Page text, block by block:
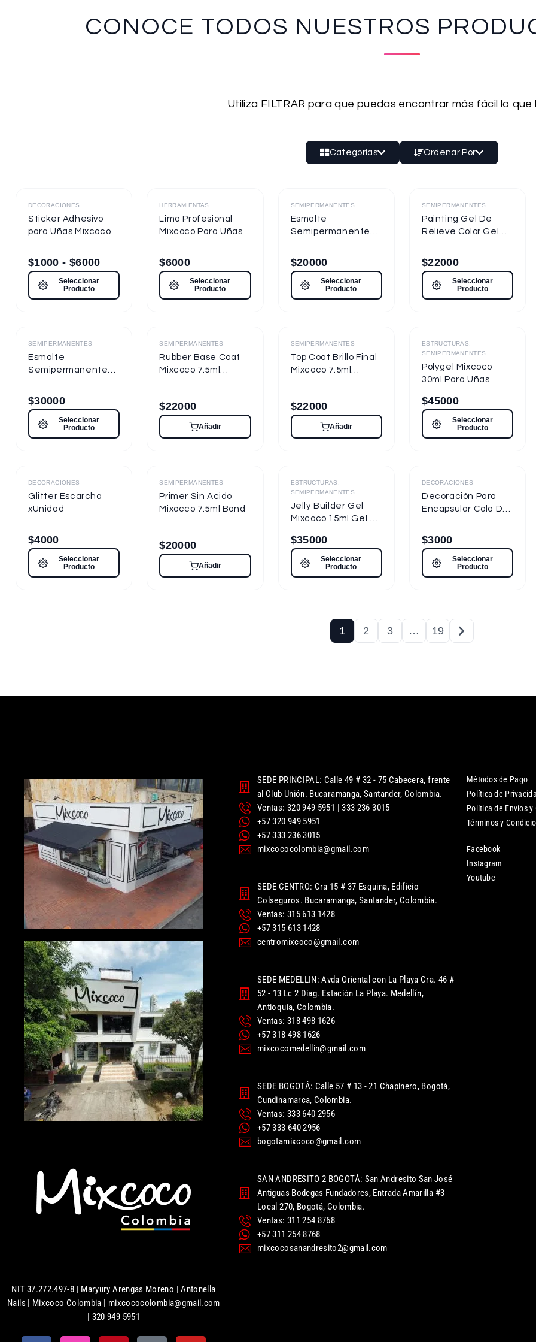
CONOCE TODOS NUESTROS
Utiliza FILTRAR para que puedas encontrar más fácil lo que
Categorías Ordenar Por
Destacado
DECORACIONES
Sticker Adhesivo
para Uñas Mixcoco
$1000 - $6000
Seleccionar
Producto
Destacado
HERRAMIENTAS
Lima Profesional
Mixcoco Para Uñas
$6000
Seleccionar
Producto
Destacado
SEMIPERMANENTES
Esmalte
Semipermanente
Semitraslúcido
7.5ml Nueva
Presentación
$20000
Seleccionar
Producto
Destacado
SEMIPERMANENTES
Painting Gel De
Relieve Color Gel
$22000
Seleccionar
Producto
Destacado
SEMIPERMANENTES
Esmalte
Semipermanente
Semitraslúcido 15ml
para Uñas
$30000
Seleccionar
Producto
Destacado
SEMIPERMANENTES
Rubber Base Coat
Mixcoco 7.5ml
$22000
Añadir
Destacado
SEMIPERMANENTES
Top Coat Brillo Final
Mixcoco 7.5ml
$22000
Añadir
Destacado
ESTRUCTURAS,
SEMIPERMANENTES
Polygel Mixcoco
30ml Para Uñas
$45000
Seleccionar
Producto
Destacado
DECORACIONES
Glitter Escarcha
xUnidad
$4000
Seleccionar
Producto
Destacado
SEMIPERMANENTES
Primer Sin Acido
Mixocco 7.5ml Bond
$20000
Añadir
ESTRUCTURAS,
SEMIPERMANENTES
Jelly Builder Gel
Mixcoco 15ml Gel de
$35000
Seleccionar
Producto
DECORACIONES
Decoración Para
Encapsular Cola De
$3000
Seleccionar
Producto
1 2 3 … 19
NIT 37.272.497-8 | Maryury Arengas Moreno | Antonella
Nails | Mixcoco Colombia | mixcococolombia@gmail.com
| 320 949 5951
SEDE PRINCIPAL: Calle 49 # 32 - 75 Cabecera, frente
al Club Unión. Bucaramanga, Santander, Colombia.
Ventas: 320 949 5951 | 333 236 3015
+57 320 949 5951
+57 333 236 3015
mixcococolombia@gmail.com
SEDE CENTRO: Cra 15 # 37 Esquina, Edificio
Colseguros. Bucaramanga, Santander, Colombia.
Ventas: 315 613 1428
+57 315 613 1428
centromixcoco@gmail.com
SEDE MEDELLIN: Avda Oriental con La Playa Cra. 46 #
52 - 13 Lc 2 Diag. Estación La Playa. Medellín,
Antioquia, Colombia.
Ventas: 318 498 1626
+57 318 498 1626
mixcocomedellin@gmail.com
SEDE BOGOTÁ: Calle 57 # 13 - 21 Chapinero, Bogotá,
Cundinamarca, Colombia.
Ventas: 333 640 2956
+57 333 640 2956
bogotamixcoco@gmail.com
SAN ANDRESITO 2 BOGOTÁ: San Andresito San José
Antiguas Bodegas Fundadores, Entrada Amarilla #3
Local 270, Bogotá, Colombia.
Ventas: 311 254 8768
+57 311 254 8768
mixcocosanandresito2@gmail.com
Métodos de Pago
Política de
Política de Envíos y
Términos y
Facebook
Instagram
Youtube